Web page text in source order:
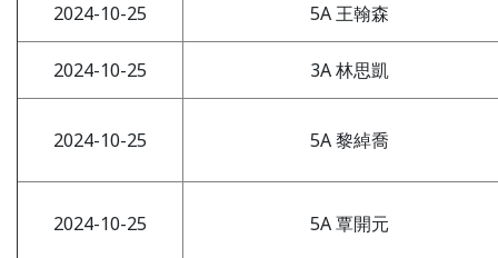
2024-10-25 5A 王翰森
2024-10-25 3A 林思凱
2024-10-25 5A 黎綽喬
2024-10-25 5A 覃開元